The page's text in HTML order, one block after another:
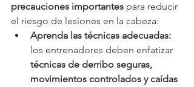
precauciones importantes para reducir
el riesgo de lesiones en la cabeza:
Aprenda las técnicas adecuadas:
los entrenadores deben enfatizar
técnicas de derribo seguras,
movimientos controlados y caídas